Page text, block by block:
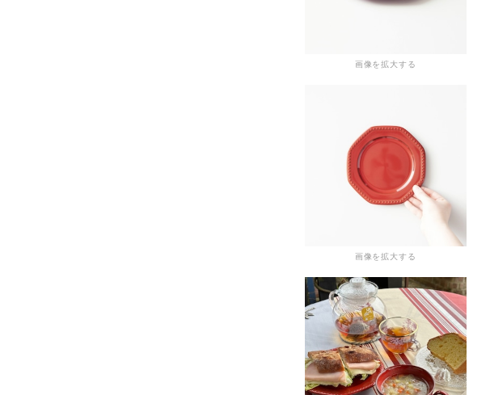
画像を拡大する
画像を拡大する